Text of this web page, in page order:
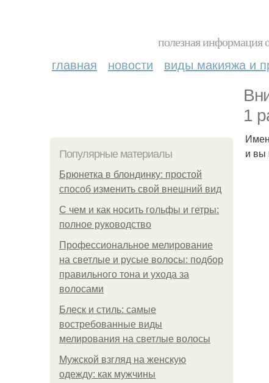
полезная информация
главная новости виды макияжа и
1
Популярные материалы
Брюнетка в блондинку: простой
способ изменить свой внешний вид
С чем и как носить гольфы и гетры:
полное руководство
Профессиональное мелирование
на светлые и русые волосы: подбор
правильного тона и ухода за
волосами
Блеск и стиль: самые
востребованные виды
мелирования на светлые волосы
Мужской взгляд на женскую
одежду: как мужчины
и вы